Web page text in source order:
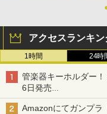
アクセスランキン
1時間 24時
管楽器キーホルダー
6日発売
チューバ、テナサク
Amazonにてガンプラ